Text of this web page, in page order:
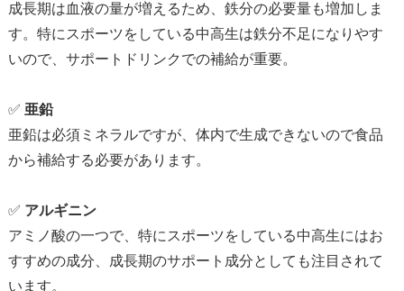
成長期は血液の量が増えるため、鉄分の必要量も増加しま
す。特にスポーツをしている中高生は鉄分不足になりやす
いので、サポートドリンクでの補給が重要。
✅ 亜鉛
亜鉛は必須ミネラルですが、体内で生成できないので食品
から補給する必要があります。
✅ アルギニン
アミノ酸の一つで、特にスポーツをしている中高生にはお
すすめの成分、成長期のサポート成分としても注目されて
います。